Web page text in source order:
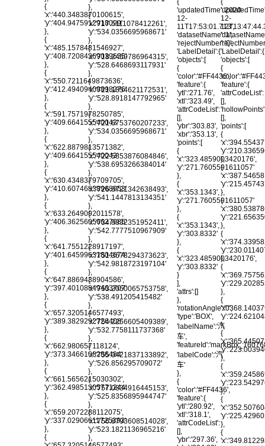
{
'x':'440.3483870100615',
'y':'404.9475912918099'
},
{
'x':'485.1578481546927',
'y':'408.72084269039635'
},
{
'x':'550.7211649873636',
'y':'412.49409408898276'
},
{
'x':'591.7571978250785',
'y':'409.664155540043'
},
{
'x':'622.8879813571382',
'y':'409.664155540043'
},
{
'x':'630.4348379709705',
'y':'410.60746838968953'
},
{
'x':'633.2649092011578',
'y':'406.36256056627985'
},
{
'x':'641.7551228917197',
'y':'401.64599631804674'
},
{
'x':'647.8869438904586',
'y':'397.40108849463707'
},
{
'x':'657.3205146577493',
'y':'389.3829292726408'
},
{
'x':'662.980657118124',
'y':'373.3466108286484'
},
{
'x':'661.5656215030302',
'y':'362.49851305771244'
},
{
'x':'659.2072288112075',
'y':'337.02906611725393'
},
{
},
{
'x':'717.5111078412261',
'y':'534.0356695968671'
},
{
'x':'718.2459786964315',
'y':'528.6468693117931'
},
{
'x':'721.1854621172531',
'y':'528.8918147792965'
},
{
'x':'721.6753760207233',
'y':'534.0356695968671'
},
{
'x':'722.5853876084846',
'y':'538.6953266384014'
},
{
'x':'726.8721342638493',
'y':'541.1447813134351'
},
{
'x':'734.8332351952411',
'y':'542.7777510967909'
},
{
'x':'751.3678294373623',
'y':'542.9818723197104'
},
{
'x':'753.2050065753758',
'y':'538.491205415482'
},
{
'x':'754.2256605409389',
'y':'532.7758111737368'
},
{
'x':'755.0421837133892',
'y':'526.856295709072'
},
{
'x':'757.0834916445153',
'y':'525.8356895944747'
},
{
'x':'756.8793608514028',
'y':'523.1821136965216'
},
'updatedTime':'2020-
12-
11T17:53:01.713',
'datasetName':'1',
'rejectNumber':'0',
'LabelDetail':{
'objects':[
{
'color':'#FF4436',
'feature':{
'ytl':'271.76',
'xtl':'323.49',
'attrCodeList':
[],
'ybr':'303.83',
'xbr':'353.13',
'points':[
{
'x':'323.4859003420176',
'y':'271.7605591611057'
},
{
'x':'353.1343',
'y':'271.7605591611057'
},
{
'x':'353.1343',
'y':'303.8332'
},
{
'x':'323.4859003420176',
'y':'303.8332'
}
],
'attrs':[]
},
'rotationAngle':'0',
'type':'BOX',
'labelName':'汽
车',
'labelCode':'汽
车'
},
{
'color':'#FF4436',
'feature':{
'ytl':'280.92',
'xtl':'318.1',
'attrCodeList':
[],
'ybr':'297.36',
12-
'LabelDetail':{
'objects':[
{
'feature':{
'attrCodeList':
[],
[],
'points':[
{
},
{
},
{
},
{
},
{
},
{
},
{
},
{
},
{
},
{